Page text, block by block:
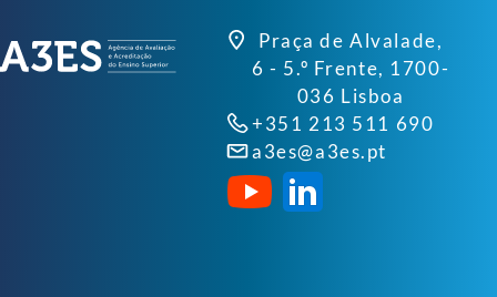
Praça de Alvalade,
6 - 5.º Frente, 1700-
036 Lisboa
+351 213 511 690
a3es@a3es.pt